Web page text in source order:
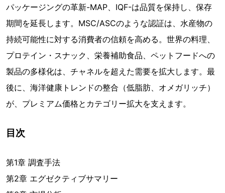
パッケージングの革新-MAP、IQF-は品質を保持し、保存
期間を延長します。MSC/ASCのような認証は、水産物の
持続可能性に対する消費者の信頼を高める。世界の料理、
プロテイン・スナック、栄養補助食品、ペットフードへの
製品の多様化は、チャネルを超えた需要を拡大します。最
後に、海洋健康トレンドの整合（低脂肪、オメガリッチ）
が、プレミアム価格とカテゴリー拡大を支えます。
目次
第1章 調査手法
第2章 エグゼクティブサマリー